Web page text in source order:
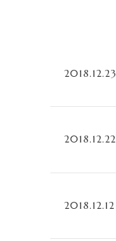
2018.12.23
2018.12.22
2018.12.12